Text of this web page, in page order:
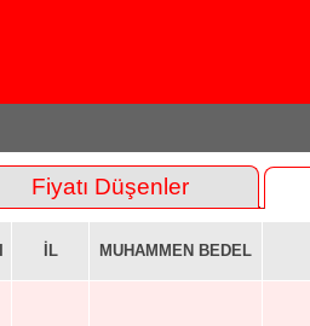
Fiyatı Düşenler
İL MUHAMMEN BEDEL